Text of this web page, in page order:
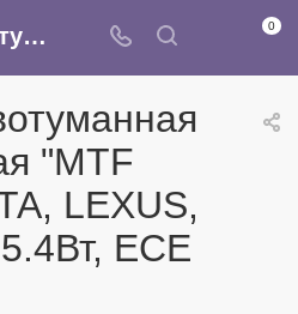
Фара противотуманная светодиодная "MTF Light" TOYOTA, LEXUS, 5500К, 12В, 5.4Вт, ЕСЕ /10 - купить в интернет-магазине Армина 0
"MTF
LEXUS,
ЕСЕ